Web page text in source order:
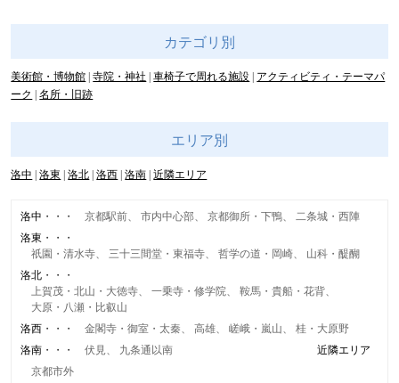
カテゴリ別
美術館・博物館 寺院・神社 車椅子で周れる施設
アクティビティ・テーマパ
ーク
名所・旧跡
エリア別
洛中 洛東 洛北 洛西 洛南 近隣エリア
洛中 京都駅前 市内中心部 京都御所・下鴨
二条城・西陣
洛東
祇園・清水寺
三十三間堂・東福寺 哲学の道・岡崎
山科・醍醐
洛北
上賀茂・北山・大徳寺
一乗寺・修学院
鞍馬・貴船・花背
大原・八瀬・比叡山
洛西
金閣寺・御室・太秦 高雄 嵯峨・嵐山
桂・大原野
洛南
伏見 九条通以南
近隣エリア
京都市外